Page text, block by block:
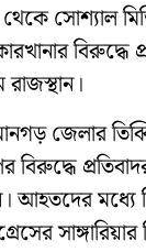
সোশ্যাল
রাজস্থান।
জেলার
বিরুদ্ধে
আহতদের
সাঙ্গারিয়ার